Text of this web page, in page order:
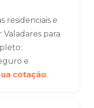
residenciais e
para
e
cotação.